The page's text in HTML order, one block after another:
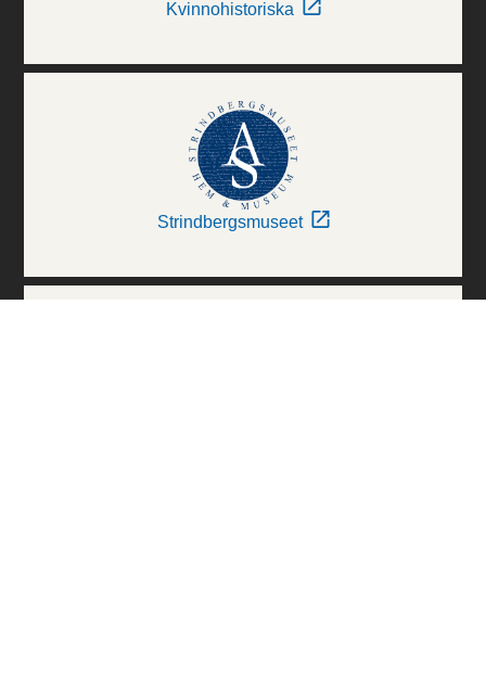
Kvinnohistoriska
Strindbergsmuseet